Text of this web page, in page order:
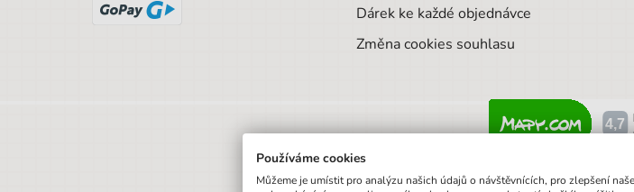
Dárek ke každé objednávce
Změna cookies souhlasu
Používáme cookies
Můžeme je umístit pro analýzu našich údajů o návštěvnících, pro zlepšení